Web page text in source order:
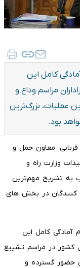
کامل این
مراسم وداع و
عملیات، بزرگ‌ترین
بود.
قربانی، معاون حمل و
وزارت راه و
به تشریح مهم‌ترین
کنندگان در بخش های
آمادگی کامل این
کشور در مراسم تشییع
حضور گسترده و